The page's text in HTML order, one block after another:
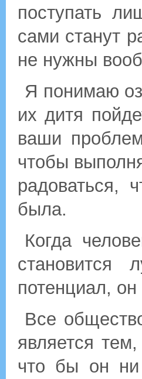
поступать
сами станут
не нужны
Я понимаю
их дитя
ваши
чтобы
радоваться,
была.
Когда
становится
потенциал,
Все
является
что бы он ни